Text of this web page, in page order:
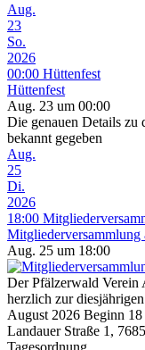
Aug.
23
So.
2026
00:00 Hüttenfest
Hüttenfest
Aug. 23 um 00:00
Die genauen Details zu
bekannt gegeben
Aug.
25
Di.
2026
18:00
Mitgliederversammlung
Aug. 25 um 18:00
Der Pfälzerwald
herzlich zur
August 2026 Beginn
Landauer Straße 1,
Tagesordnung …